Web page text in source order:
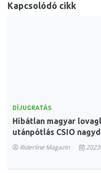
Kapcsolódó cikk
DÍJUGRATÁS
Hibátlan magyar
utánpótlás CSIO
Riderline Magazin